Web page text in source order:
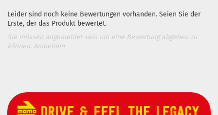
Leider sind noch keine Bewertungen vorhanden. Seien Sie der
Erste, der das Produkt bewertet.
Sie müssen angemeldet sein um eine Bewertung abgeben zu
können. Anmelden